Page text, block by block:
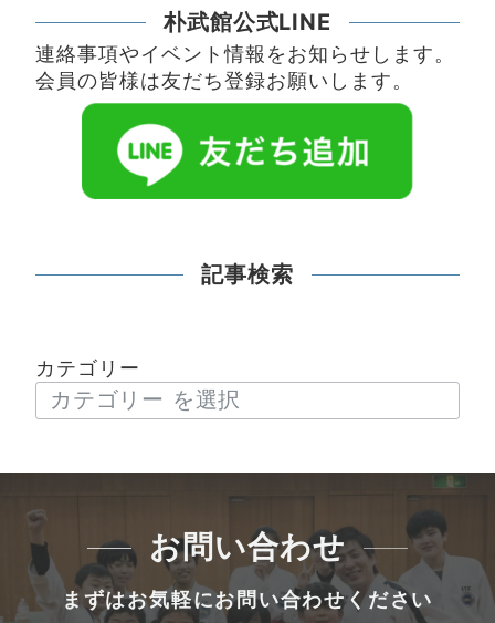
朴武館公式LINE
連絡事項やイベント情報をお知らせします。
会員の皆様は友だち登録お願いします。
記事検索
カテゴリー
お問い合わせ
まずはお気軽にお問い合わせください